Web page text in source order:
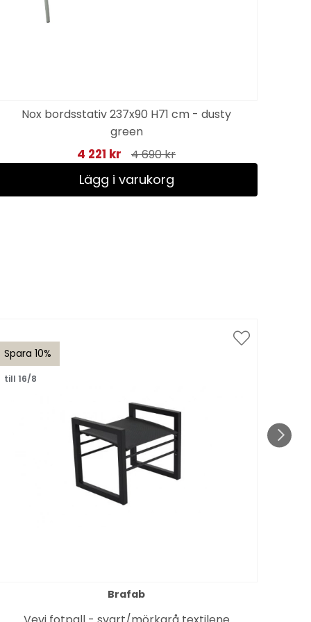
Nox bordsstativ 237x90 H71 cm - dusty
green
4 221 kr 4 690 kr
Lägg i varukorg
Spara 10%
till 16/8
Brafab